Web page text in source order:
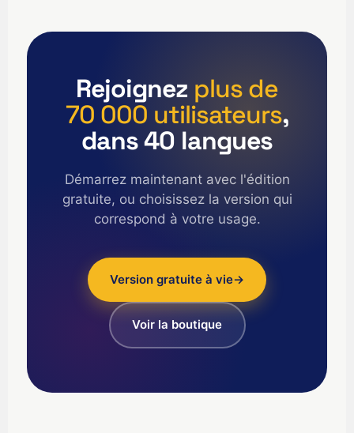
Rejoignez plus de
70 000 utilisateurs,
dans 40 langues
Démarrez maintenant avec l'édition
gratuite, ou choisissez la version qui
correspond à votre usage.
Version gratuite à vie→
Voir la boutique
日本語
한국어
简体中文
Polski
Türkçe
Deutsch
العربية
English (US)
English (Canada)